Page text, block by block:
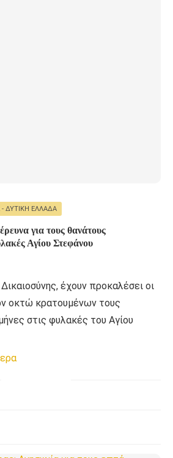
ΔΥΤΙΚΉ ΕΛΛΆΔΑ
για τους θανάτους
Αγίου Στεφάνου
έχουν προκαλέσει οι
οκτώ κρατουμένων τους
στις φυλακές του Αγίου